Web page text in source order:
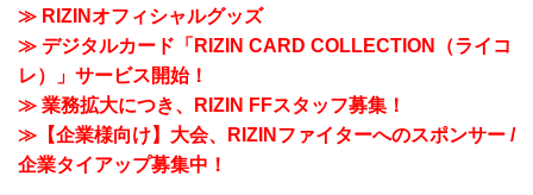
≫ RIZINオフィシャルグッズ
≫ デジタルカード「RIZIN CARD COLLECTION（ライコ
レ）」サービス開始！
≫ 業務拡大につき、RIZIN FFスタッフ募集！
≫【企業様向け】大会、RIZINファイターへのスポンサー /
企業タイアップ募集中！